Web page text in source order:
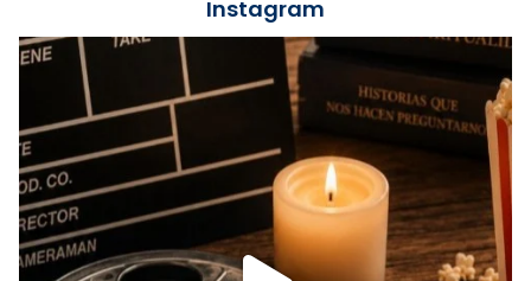
Recupera l'entrevista comp
Vatican
tican News 👇
www.vaticannews.va/es/iglesia/news/2026-
07/carmina-historia-depresion-papa-viaje-
espana-testimoni...
Foto
View on Facebook · Share
Instagram